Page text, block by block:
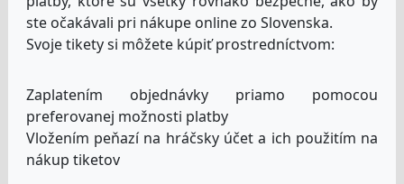
ste očakávali pri nákupe online zo Slovenska.
Svoje tikety si môžete kúpiť prostredníctvom:
Zaplatením objednávky priamo pomocou
preferovanej možnosti platby
Vložením peňazí na hráčsky účet a ich použitím na
nákup tiketov